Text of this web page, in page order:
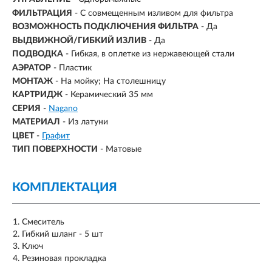
ФИЛЬТРАЦИЯ - С совмещенным изливом для фильтра
ВОЗМОЖНОСТЬ ПОДКЛЮЧЕНИЯ ФИЛЬТРА - Да
ВЫДВИЖНОЙ/ГИБКИЙ ИЗЛИВ - Да
ПОДВОДКА - Гибкая, в оплетке из нержавеющей стали
АЭРАТОР - Пластик
МОНТАЖ - На мойку; На столешницу
КАРТРИДЖ - Керамический 35 мм
СЕРИЯ - Nagano
МАТЕРИАЛ - Из латуни
ЦВЕТ - Графит
ТИП ПОВЕРХНОСТИ - Матовые
КОМПЛЕКТАЦИЯ
Смеситель
Гибкий шланг - 5 шт
Ключ
Резиновая прокладка